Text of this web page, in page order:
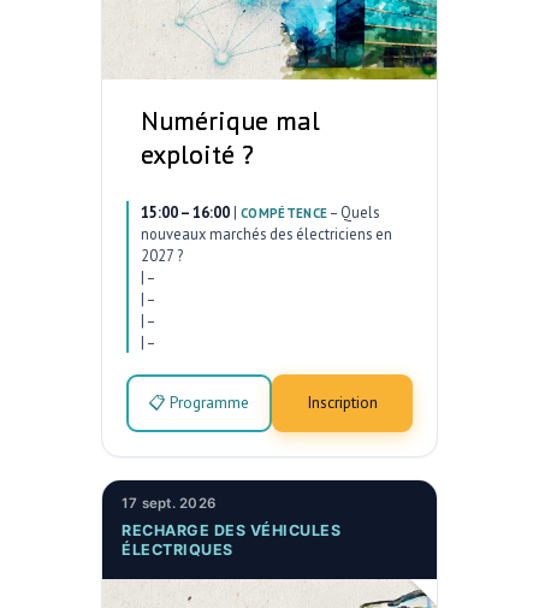
Numérique mal
exploité ?
15:00 – 16:00 | COMPÉTENCE – Quels
nouveaux marchés des électriciens en
2027 ?
| –
| –
| –
| –
📋 Programme Inscription
17 sept. 2026
RECHARGE DES VÉHICULES
ÉLECTRIQUES